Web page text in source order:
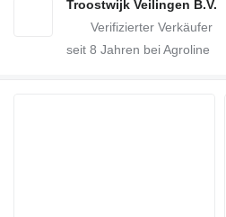
Troostwijk Veilingen B.V.
seit 8 Jahren bei Agroline